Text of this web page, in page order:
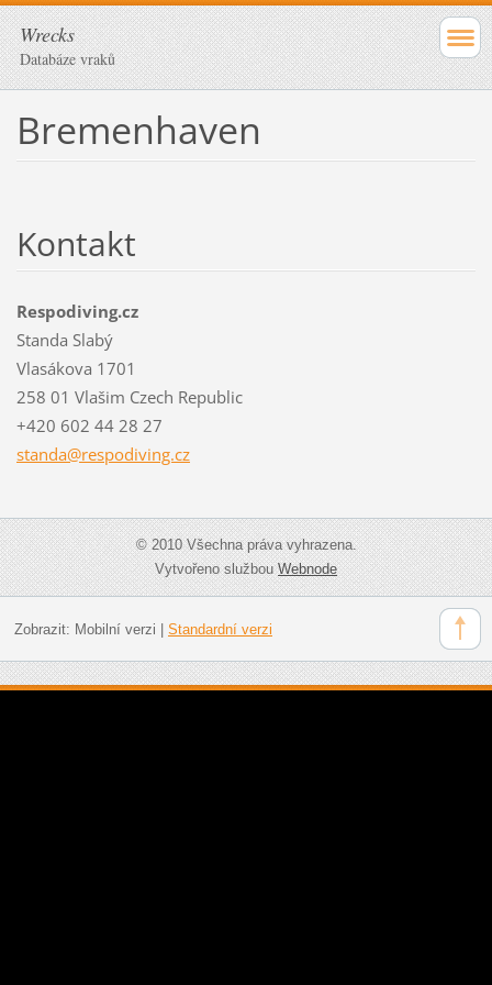
Wrecks
Databáze vraků
Bremenhaven
Kontakt
Respodiving.cz
Standa Slabý
Vlasákova 1701
258 01 Vlašim Czech Republic
+420 602 44 28 27
standa@respodiving.cz
© 2010 Všechna práva vyhrazena.
Vytvořeno službouWebnode
Zobrazit: Mobilní verzi Standardní verzi